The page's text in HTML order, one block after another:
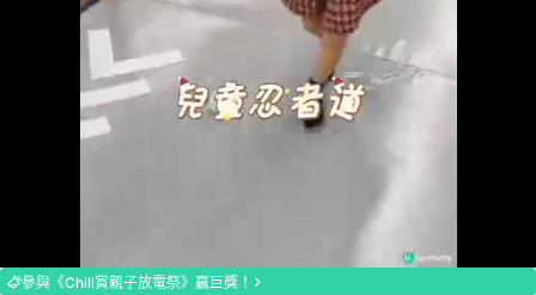
100.00%
參與《Chill賞親子放電祭》贏巨獎！